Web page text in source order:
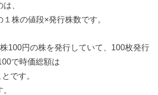
、
株の値段×発行株数です。
100円の株を発行していて、100枚発行
で時価総額は
です。